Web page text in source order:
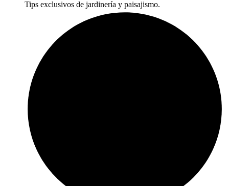
Tips exclusivos de jardinería y paisajismo.